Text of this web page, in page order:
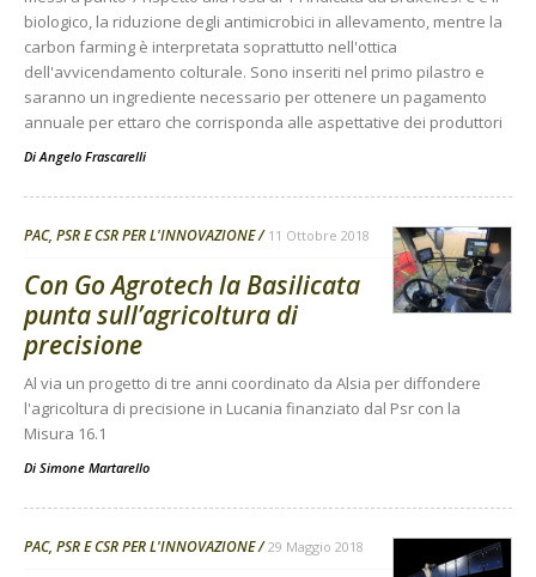
biologico, la riduzione degli antimicrobici in allevamento, mentre la
carbon farming è interpretata soprattutto nell'ottica
dell'avvicendamento colturale. Sono inseriti nel primo pilastro e
saranno un ingrediente necessario per ottenere un pagamento
annuale per ettaro che corrisponda alle aspettative dei produttori
Di Angelo Frascarelli
PAC, PSR E CSR PER L'INNOVAZIONE 11 Ottobre 2018
Con Go Agrotech la Basilicata
punta sull’agricoltura di
precisione
Al via un progetto di tre anni coordinato da Alsia per diffondere
l'agricoltura di precisione in Lucania finanziato dal Psr con la
Misura 16.1
Di Simone Martarello
PAC, PSR E CSR PER L'INNOVAZIONE 29 Maggio 2018